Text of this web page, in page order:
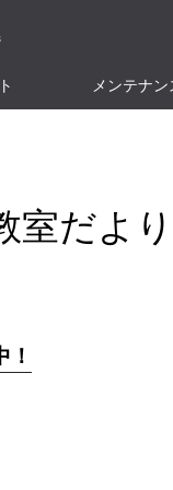
メンテナン
室だより